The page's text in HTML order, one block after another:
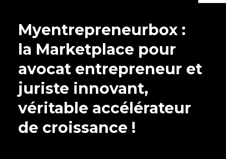
Myentrepreneurbox:
la Marketplace pour
avocat entrepreneur et
juriste innovant,
véritable accélérateur
de croissance !